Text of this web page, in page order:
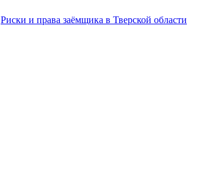
Риски и права заёмщика в Тверской области